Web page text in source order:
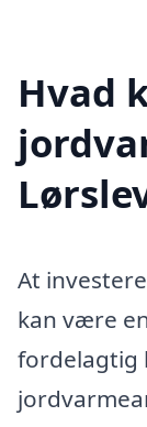
Hvad
At
kan være
fordelagtig